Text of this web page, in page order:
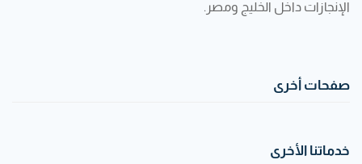
الإنجازات داخل الخليج ومصر.
صفحات أخرى
خدماتنا الأخرى